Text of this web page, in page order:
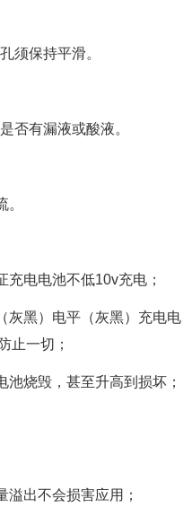
须保持平滑。
否有漏液或酸液。
电电池不低10v充电；
灰黑）电平（灰黑）充电电
止一切；
烧毁，甚至升高到损坏；
出不会损害应用；